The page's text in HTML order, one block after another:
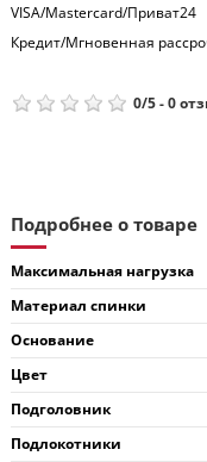
VISA/Mastercard/Приват24
Кредит/Мгновенная
0/5-0
Подробнее о товаре
Максимальная нагрузка
Материал спинки
Основание
Цвет
Подголовник
Подлокотники